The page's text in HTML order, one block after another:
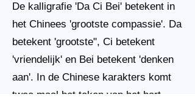
De kalligrafie 'Da Ci Bei' betekent in
het Chinees 'grootste compassie'. Da
betekent 'grootste", Ci betekent
'vriendelijk' en Bei betekent 'denken
aan'. In de Chinese karakters komt
twee maal het teken van het hart